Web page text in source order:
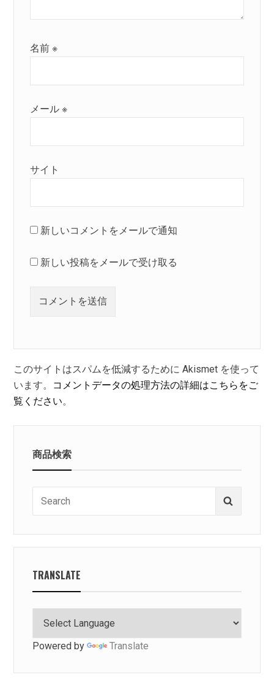
名前※
メール※
サイト
新しいコメントをメールで通知
新しい投稿をメールで受け取る
このサイトはスパムを低減するために Akismet を使って
います。 コメントデータの処理方法の詳細はこちらをご
覧ください。
商品検索
TRANSLATE
Powered by Translate